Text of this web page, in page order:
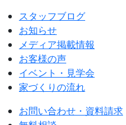
スタッフブログ
お知らせ
メディア掲載情報
お客様の声
イベント・見学会
家づくりの流れ
お問い合わせ・資料請求